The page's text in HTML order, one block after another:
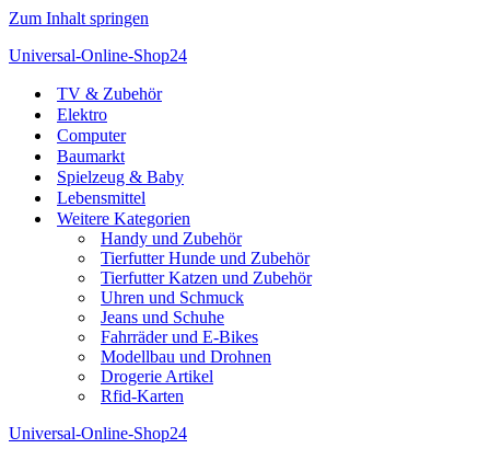
Zum Inhalt springen
Universal-Online-Shop24
TV & Zubehör
Elektro
Computer
Baumarkt
Spielzeug & Baby
Lebensmittel
Weitere Kategorien
Handy und Zubehör
Tierfutter Hunde und Zubehör
Tierfutter Katzen und Zubehör
Uhren und Schmuck
Jeans und Schuhe
Fahrräder und E-Bikes
Modellbau und Drohnen
Drogerie Artikel
Rfid-Karten
Universal-Online-Shop24